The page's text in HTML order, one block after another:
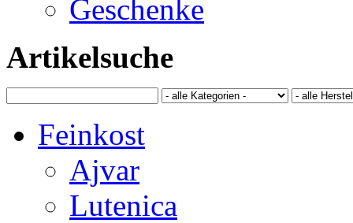
Geschenke
Artikelsuche
Feinkost
Ajvar
Lutenica